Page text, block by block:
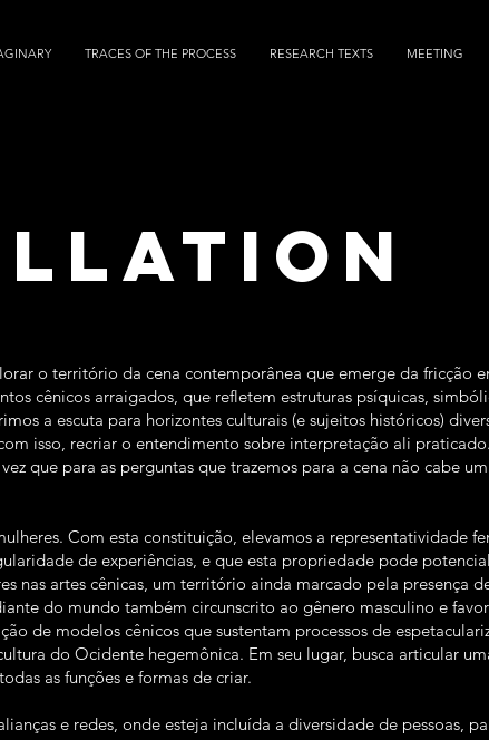
TRACES OF THE PROCESS RESEARCH TEXTS MEETING
o território da cena contemporânea que emerge da fricção
cênicos arraigados, que refletem estruturas psíquicas,
a escuta para horizontes culturais (e sujeitos históricos)
isso, recriar o entendimento sobre interpretação ali
que para as perguntas que trazemos para a cena não cabe
Com esta constituição, elevamos a representatividade
de experiências, e que esta propriedade pode
nas artes cênicas, um território ainda marcado pela presença
do mundo também circunscrito ao gênero masculino e
de modelos cênicos que sustentam processos de
do Ocidente hegemônica. Em seu lugar, busca articular
as funções e formas de criar.
e redes, onde esteja incluída a diversidade de pessoas,